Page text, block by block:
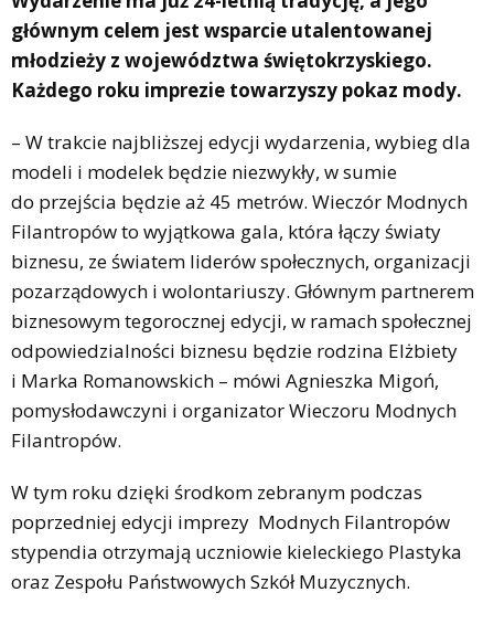
głównym celem jest wsparcie utalentowanej
młodzieży z województwa świętokrzyskiego.
Każdego roku imprezie towarzyszy pokaz mody.
– W trakcie najbliższej edycji wydarzenia, wybieg dla
modeli i modelek będzie niezwykły, w sumie
do przejścia będzie aż 45 metrów. Wieczór Modnych
Filantropów to wyjątkowa gala, która łączy światy
biznesu, ze światem liderów społecznych, organizacji
pozarządowych i wolontariuszy. Głównym partnerem
biznesowym tegorocznej edycji, w ramach społecznej
odpowiedzialności biznesu będzie rodzina Elżbiety
i Marka Romanowskich – mówi Agnieszka Migoń,
pomysłodawczyni i organizator Wieczoru Modnych
Filantropów.
W tym roku dzięki środkom zebranym podczas
poprzedniej edycji imprezy Modnych Filantropów
stypendia otrzymają uczniowie kieleckiego Plastyka
oraz Zespołu Państwowych Szkół Muzycznych.